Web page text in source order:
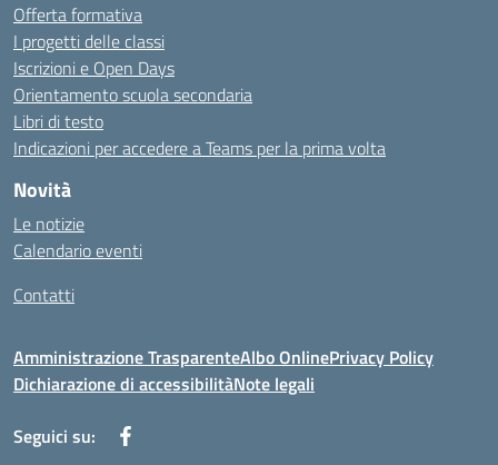
Offerta formativa
I progetti delle classi
Iscrizioni e Open Days
Orientamento scuola secondaria
Libri di testo
Indicazioni per accedere a Teams per la prima volta
Novità
Le notizie
Calendario eventi
Contatti
Amministrazione TrasparenteAlbo OnlinePrivacy Policy
Dichiarazione di accessibilitàNote legali
Seguici su: